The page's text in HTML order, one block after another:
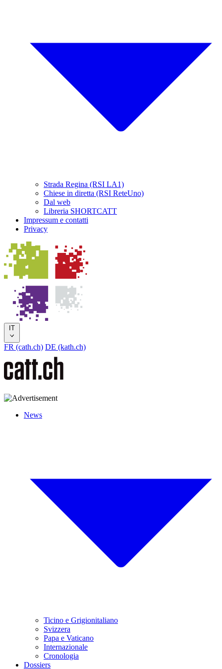
Strada Regina (RSI LA1)
Chiese in diretta (RSI ReteUno)
Dal web
Libreria SHORTCATT
Impressum e contatti
Privacy
IT
FR (cath.ch) DE (kath.ch)
News
Ticino e Grigionitaliano
Svizzera
Papa e Vaticano
Internazionale
Cronologia
Dossiers